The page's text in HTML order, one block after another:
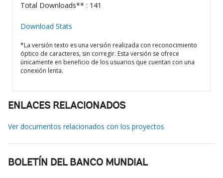
Total Downloads** : 141
Download Stats
*La versión texto es una versión realizada con reconocimiento
óptico de caracteres, sin corregir. Esta versión se ofrece
únicamente en beneficio de los usuarios que cuentan con una
conexión lenta.
ENLACES RELACIONADOS
Ver documentos relacionados con los proyectos
BOLETÍN DEL BANCO MUNDIAL